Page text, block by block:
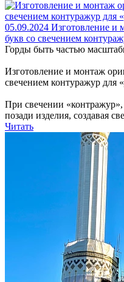
05.09.2024 Изготовление и
букв со свечением
Горды быть частью
Изготовление и монтаж
свечением контуражур для
При свечении «контражур»,
позади изделия, создавая
Читать